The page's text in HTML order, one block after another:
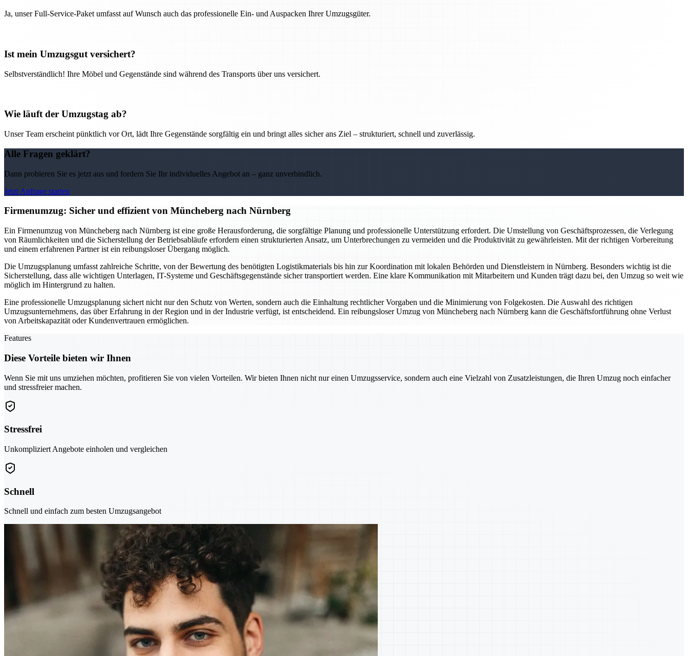
Ja, unser Full-Service-Paket umfasst auf Wunsch auch das professionelle Ein- und Auspacken Ihrer Umzugsgüter.
Ist mein Umzugsgut versichert?
Selbstverständlich! Ihre Möbel und Gegenstände sind während des Transports über uns versichert.
Wie läuft der Umzugstag ab?
Unser Team erscheint pünktlich vor Ort, lädt Ihre Gegenstände sorgfältig ein und bringt alles sicher ans Ziel – strukturiert, schnell und zuverlässig.
Alle Fragen geklärt?
Dann probieren Sie es jetzt aus und fordern Sie Ihr individuelles Angebot an – ganz unverbindlich.
Jetzt Anfrage starten
Firmenumzug: Sicher und effizient von Müncheberg nach Nürnberg
Ein Firmenumzug von Müncheberg nach Nürnberg ist eine große Herausforderung, die sorgfältige Planung und professionelle Unterstützung erfordert. Die Umstellung von Geschäftsprozessen, die Verlegung
von Räumlichkeiten und die Sicherstellung der Betriebsabläufe erfordern einen strukturierten Ansatz, um Unterbrechungen zu vermeiden und die Produktivität zu gewährleisten. Mit der richtigen Vorbereitung
und einem erfahrenen Partner ist ein reibungsloser Übergang möglich.
Die Umzugsplanung umfasst zahlreiche Schritte, von der Bewertung des benötigten Logistikmaterials bis hin zur Koordination mit lokalen Behörden und Dienstleistern in Nürnberg. Besonders wichtig ist die
Sicherstellung, dass alle wichtigen Unterlagen, IT-Systeme und Geschäftsgegenstände sicher transportiert werden. Eine klare Kommunikation mit Mitarbeitern und Kunden trägt dazu bei, den Umzug so weit wie
möglich im Hintergrund zu halten.
Eine professionelle Umzugsplanung sichert nicht nur den Schutz von Werten, sondern auch die Einhaltung rechtlicher Vorgaben und die Minimierung von Folgekosten. Die Auswahl des richtigen
Umzugsunternehmens, das über Erfahrung in der Region und in der Industrie verfügt, ist entscheidend. Ein reibungsloser Umzug von Müncheberg nach Nürnberg kann die Geschäftsfortführung ohne Verlust
von Arbeitskapazität oder Kundenvertrauen ermöglichen.
Features
Diese Vorteile bieten wir Ihnen
Wenn Sie mit uns umziehen möchten, profitieren Sie von vielen Vorteilen. Wir bieten Ihnen nicht nur einen Umzugsservice, sondern auch eine Vielzahl von Zusatzleistungen, die Ihren Umzug noch einfacher
und stressfreier machen.
Stressfrei
Unkompliziert Angebote einholen und vergleichen
Schnell
Schnell und einfach zum besten Umzugsangebot